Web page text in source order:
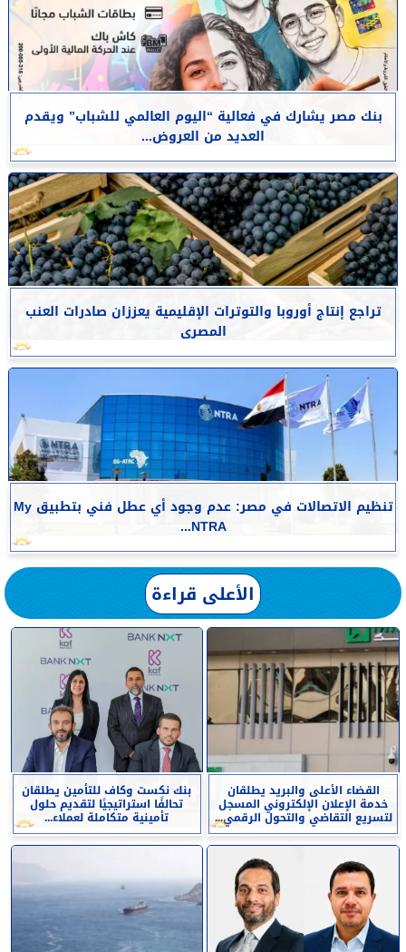
بنك مصر يشارك في فعالية “اليوم العالمي للشباب” ويقدم
العديد من العروض...
تراجع إنتاج أوروبا والتوترات الإقليمية يعززان صادرات العنب
المصرى
تنظيم الاتصالات في مصر: عدم وجود أي عطل فني بتطبيق My
NTRA...
الأعلى قراءة
القضاء الأعلى والبريد يطلقان
خدمة الإعلان الإلكتروني المسجل
لتسريع التقاضي والتحول الرقمي...
بنك نكست وكاف للتأمين يطلقان
تحالفًا استراتيجيًا لتقديم حلول
تأمينية متكاملة لعملاء...